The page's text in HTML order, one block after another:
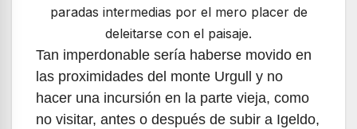
paradas intermedias por el mero placer de
deleitarse con el paisaje.
Tan imperdonable sería haberse movido en
las proximidades del monte Urgull y no
hacer una incursión en la parte vieja, como
no visitar, antes o después de subir a Igeldo,